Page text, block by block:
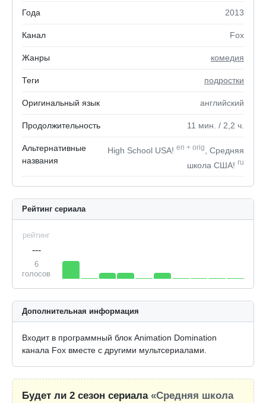
Года 2013
Канал Fox
Жанры комедия
Теги подростки
Оригинальный язык английский
Продолжительность 11 мин. / 2,2 ч.
Альтернативные
названия
High School USA! en + orig
, Средняя
школа США! ru
Рейтинг сериала
рейтинг
---
6
голосов
Дополнительная информация
Входит в программный блок Animation Domination
канала Fox вместе с другими мультсериалами.
Будет ли 2 сезон сериала «Средняя школа